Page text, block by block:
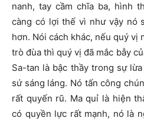
nanh, tay cầm chĩa ba, hình
càng có lợi thế vì như vậy nó
hơn. Nói cách khác, nếu quý vị
trò đùa thì quý vị đã mắc bẫy
Sa-tan là bậc thầy trong sự
sứ sáng láng. Nó tấn công
rất quyến rũ. Ma quỉ là hiện
có quyền lực rất mạnh, nó là